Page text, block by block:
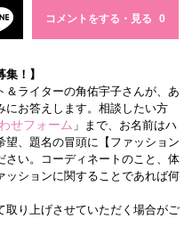
コメントをする・見る
！】
＆ライターの角佑宇子さんが、あ
にお答えします。相談したい方
せフォーム 」まで、お名前はハ
望、題名の冒頭に【ファッション
さい。コーディネートのこと、体
ッションに関することであれば何
り上げさせていただく場合がご